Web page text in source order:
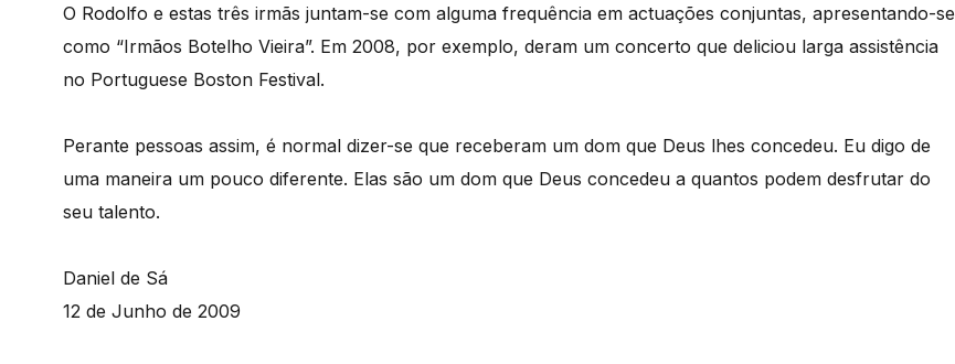
O Rodolfo e estas três irmãs juntam-se com alguma frequência em actuações conjuntas, apresentando-se
como “Irmãos Botelho Vieira”. Em 2008, por exemplo, deram um concerto que deliciou larga assistência
no Portuguese Boston Festival.
Perante pessoas assim, é normal dizer-se que receberam um dom que Deus lhes concedeu. Eu digo de
uma maneira um pouco diferente. Elas são um dom que Deus concedeu a quantos podem desfrutar do
seu talento.
Daniel de Sá
12 de Junho de 2009